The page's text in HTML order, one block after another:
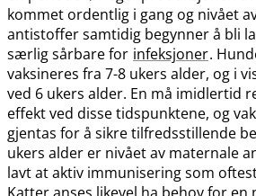
kommet ordentlig i gang og nivået
antistoffer samtidig begynner å bli
særlig sårbare for infeksjoner.
vaksineres fra 7-8 ukers alder, og i
ved 6 ukers alder. En må imidlertid
effekt ved disse tidspunktene, og
gjentas for å sikre tilfredsstillende
ukers alder er nivået av maternale
lavt at aktiv immunisering som